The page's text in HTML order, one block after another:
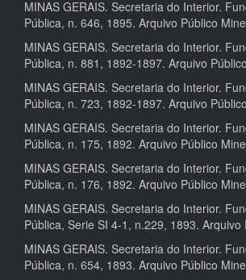
MINAS GERAIS. Secretaria do Interior.
Pública, n. 646, 1895. Arquivo Público
MINAS GERAIS. Secretaria do Interior.
Pública, n. 881, 1892-1897. Arquivo
MINAS GERAIS. Secretaria do Interior.
Pública, n. 723, 1892-1897. Arquivo
MINAS GERAIS. Secretaria do Interior.
Pública, n. 175, 1892. Arquivo Público
MINAS GERAIS. Secretaria do Interior.
Pública, n. 176, 1892. Arquivo Público
MINAS GERAIS. Secretaria do Interior.
Pública, Serie SI 4-1, n.229, 1893. Arquivo
MINAS GERAIS. Secretaria do Interior.
Pública, n. 654, 1893. Arquivo Público